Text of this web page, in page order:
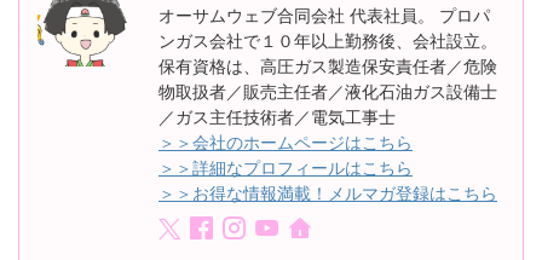
オーサムウェブ合同会社 代表社員。 プロパ
ンガス会社で１０年以上勤務後、会社設立。
保有資格は、高圧ガス製造保安責任者／危険
物取扱者／販売主任者／液化石油ガス設備士
／ガス主任技術者／電気工事士
＞＞会社のホームページはこちら
＞＞詳細なプロフィールはこちら
＞＞お得な情報満載！メルマガ登録はこちら